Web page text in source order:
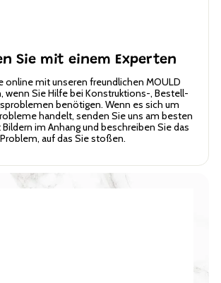
Sie mit einem Experten
online mit unseren freundlichen MOULD
wenn Sie Hilfe bei Konstruktions-, Bestell-
benötigen. Wenn es sich um
handelt, senden Sie uns am besten
im Anhang und beschreiben Sie das
Problem, auf das Sie stoßen.